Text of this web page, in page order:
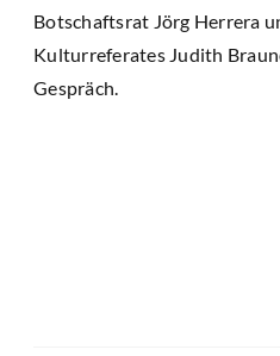
Botschaftsrat Jörg Herrera
Kulturreferates Judith
Gespräch.